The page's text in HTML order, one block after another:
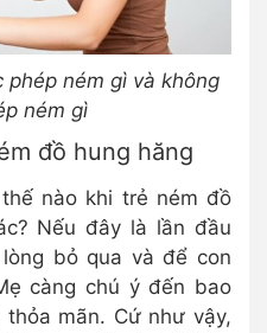
phép ném gì và không
ném gì
đồ hung hăng
nào khi trẻ ném đồ
Nếu đây là lần đầu
bỏ qua và để con
càng chú ý đến bao
mãn. Cứ như vậy,